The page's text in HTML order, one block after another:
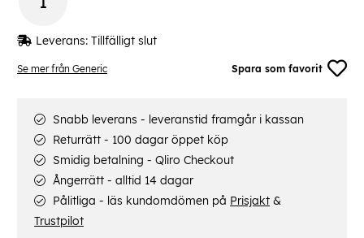
Se mer från Generic Spara som favorit
Leverans: Tillfälligt slut
Snabb leverans - leveranstid framgår i kassan
Returrätt - 100 dagar öppet köp
Smidig betalning - Qliro Checkout
Ångerrätt - alltid 14 dagar
Pålitliga - läs kundomdömen på Prisjakt &
Trustpilot